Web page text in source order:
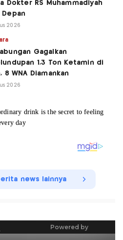
Dokter RS Muhammadiyah
Depan
2026
Gagalkan
1,3 Ton Ketamin di
8 WNA Diamankan
2026
news lainnya